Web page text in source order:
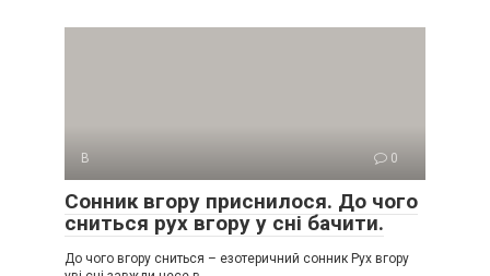
В 0
Сонник вгору приснилося. До чого
сниться рух вгору у сні бачити.
До чого вгору сниться – езотеричний сонник Рух вгору